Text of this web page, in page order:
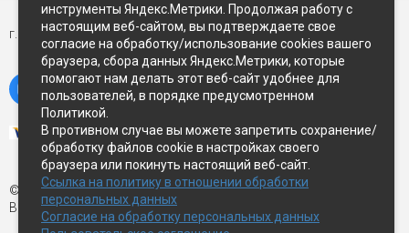
г. Петропавловск-Камчатский,ул Восточное-шоссе, д.5
© Экспострой, 2026 г.
Все права защищены
инструменты Яндекс.Метрики. Продолжая работу с
настоящим веб-сайтом, вы подтверждаете свое
согласие на обработку/использование cookies вашего
браузера, сбора данных Яндекс.Метрики, которые
помогают нам делать этот веб-сайт удобнее для
пользователей, в порядке предусмотренном
Политикой.
В противном случае вы можете запретить сохранение/
обработку файлов cookie в настройках своего
браузера или покинуть настоящий веб-сайт.
Ссылка на политику в отношении обработки
персональных данных
Согласие на обработку персональных данных